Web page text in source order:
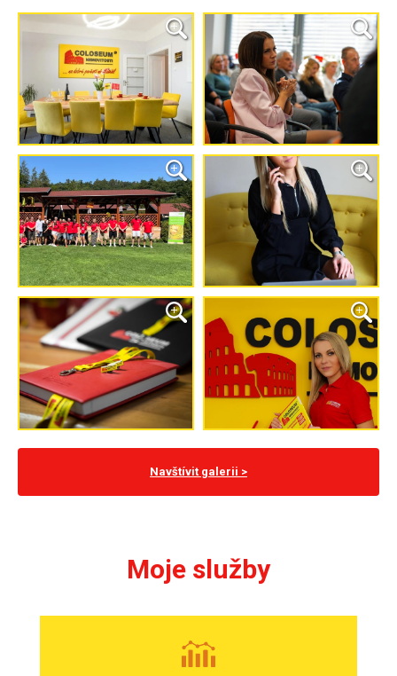
Navštívit galerii >
Moje služby